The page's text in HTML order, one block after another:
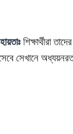
শিক্ষার্থীরা
সেখানে